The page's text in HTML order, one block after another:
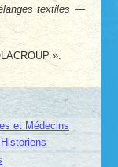
textiles —
».
et Médecins